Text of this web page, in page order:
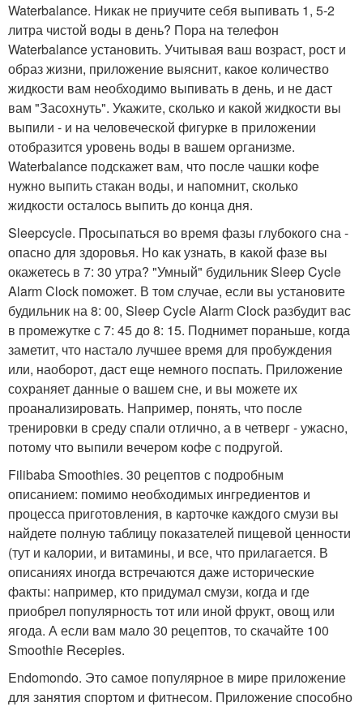
Waterbalance. Никак не приучите себя выпивать 1, 5-2
литра чистой воды в день? Пора на телефон
Waterbalance установить. Учитывая ваш возраст, рост и
образ жизни, приложение выяснит, какое количество
жидкости вам необходимо выпивать в день, и не даст
вам "Засохнуть". Укажите, сколько и какой жидкости вы
выпили - и на человеческой фигурке в приложении
отобразится уровень воды в вашем организме.
Waterbalance подскажет вам, что после чашки кофе
нужно выпить стакан воды, и напомнит, сколько
жидкости осталось выпить до конца дня.
Sleepcycle. Просыпаться во время фазы глубокого сна -
опасно для здоровья. Но как узнать, в какой фазе вы
окажетесь в 7: 30 утра? "Умный" будильник Sleep Cycle
Alarm Clock поможет. В том случае, если вы установите
будильник на 8: 00, Sleep Cycle Alarm Clock разбудит вас
в промежутке с 7: 45 до 8: 15. Поднимет пораньше, когда
заметит, что настало лучшее время для пробуждения
или, наоборот, даст еще немного поспать. Приложение
сохраняет данные о вашем сне, и вы можете их
проанализировать. Например, понять, что после
тренировки в среду спали отлично, а в четверг - ужасно,
потому что выпили вечером кофе с подругой.
Filibaba Smoothies. 30 рецептов с подробным
описанием: помимо необходимых ингредиентов и
процесса приготовления, в карточке каждого смузи вы
найдете полную таблицу показателей пищевой ценности
(тут и калории, и витамины, и все, что прилагается. В
описаниях иногда встречаются даже исторические
факты: например, кто придумал смузи, когда и где
приобрел популярность тот или иной фрукт, овощ или
ягода. А если вам мало 30 рецептов, то скачайте 100
Smoothie Recepies.
Endomondo. Это самое популярное в мире приложение
для занятия спортом и фитнесом. Приложение способно